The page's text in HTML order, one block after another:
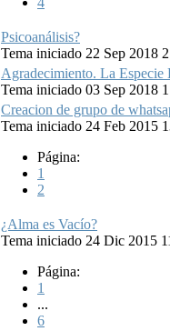
Psicoanálisis?
Tema iniciado 22 Sep 2018
Agradecimiento. La Especie
Tema iniciado 03 Sep 2018
Creacion de grupo de
Tema iniciado 24 Feb 2015
Página:
1
2
¿Alma es Vacío?
Tema iniciado 24 Dic 2015
Página:
1
...
6